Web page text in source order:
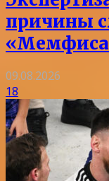
причины
09.08.2026
18